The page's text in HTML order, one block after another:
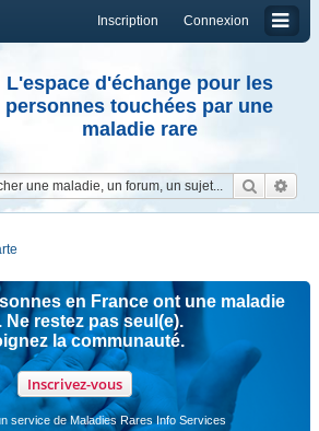
Connexion
Inscription
L'espace d'échange pour les
personnes touchées par une
maladie rare
en France ont une maladie
Ne restez pas seul(e).
la communauté.
Inscrivez-vous
service de Maladies Rares Info Services